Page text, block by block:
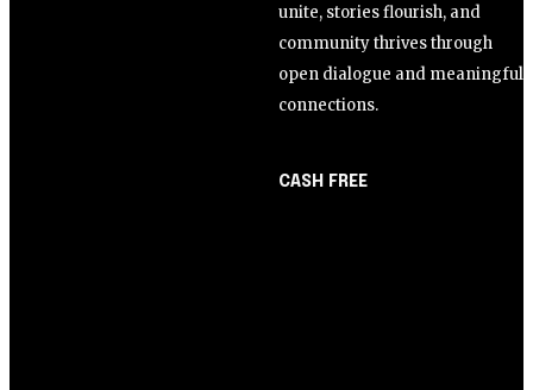
unite, stories flourish, and
community thrives through
open dialogue and meaningful
connections.
CASH FREE